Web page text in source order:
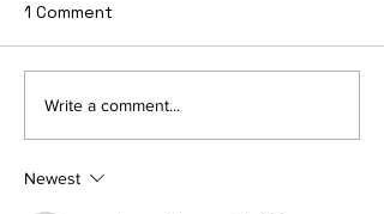
*New Feature Alert*:
Updated Language and
1 Comment
Write a comment...
Newest